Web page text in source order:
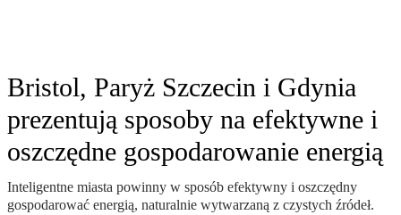
Bristol, Paryż Szczecin i Gdynia
prezentują sposoby na efektywne i
oszczędne gospodarowanie energią
Inteligentne miasta powinny w sposób efektywny i oszczędny
gospodarować energią, naturalnie wytwarzaną z czystych źródeł.